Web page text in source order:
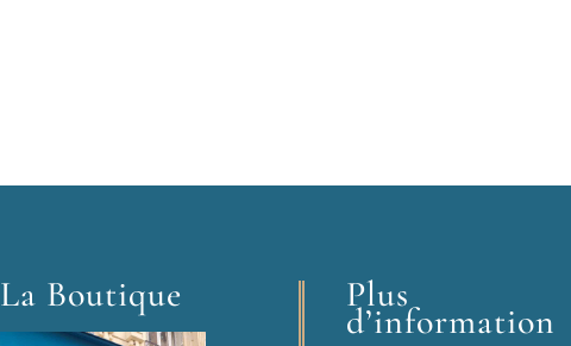
La Boutique Plus
d’information